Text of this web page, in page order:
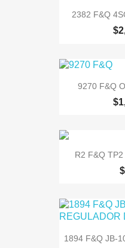
2382 F&Q
9270 F&Q
R2 F&Q TP2
1894 F&Q JB-